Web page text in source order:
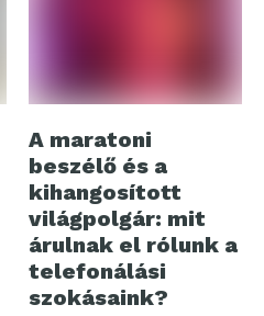
A maratoni
beszélő és a
kihangosított
világpolgár: mit
árulnak el rólunk a
telefonálási
szokásaink?